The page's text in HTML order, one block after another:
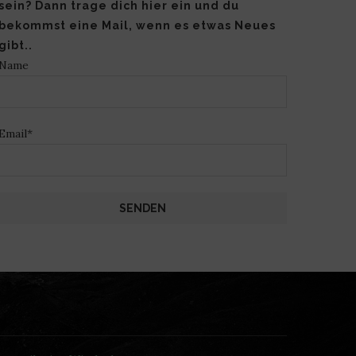
sein? Dann trage dich hier ein und du
bekommst eine Mail, wenn es etwas Neues
gibt..
Name
Email*